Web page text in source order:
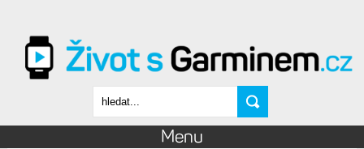
Vyhledávání
Menu